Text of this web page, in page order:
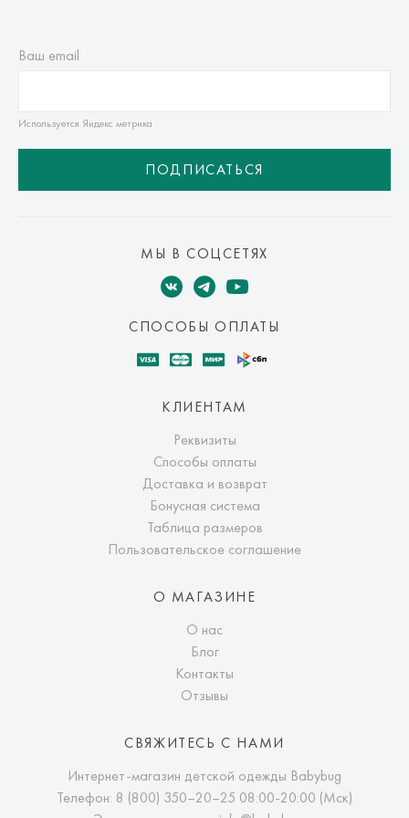
Ваш email
Используется Яндекс метрика
ПОДПИСАТЬСЯ
МЫ В СОЦСЕТЯХ
СПОСОБЫ ОПЛАТЫ
КЛИЕНТАМ
Реквизиты
Способы оплаты
Доставка и возврат
Бонусная система
Таблица размеров
Пользовательское соглашение
О МАГАЗИНЕ
О нас
Блог
Контакты
Отзывы
СВЯЖИТЕСЬ С НАМИ
Интернет-магазин детской одежды Babybug
Телефон: 8 (800) 350–20–25 08:00-20:00 (Мск)